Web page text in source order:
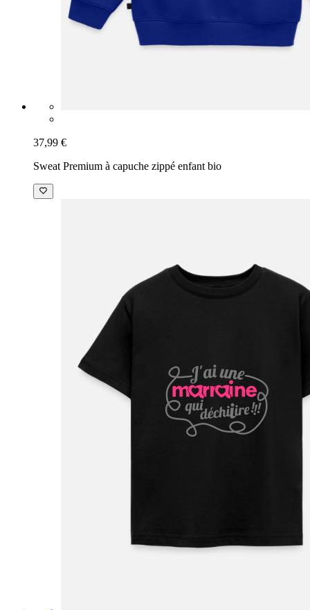
37,99 €
Sweat Premium à capuche zippé enfant bio